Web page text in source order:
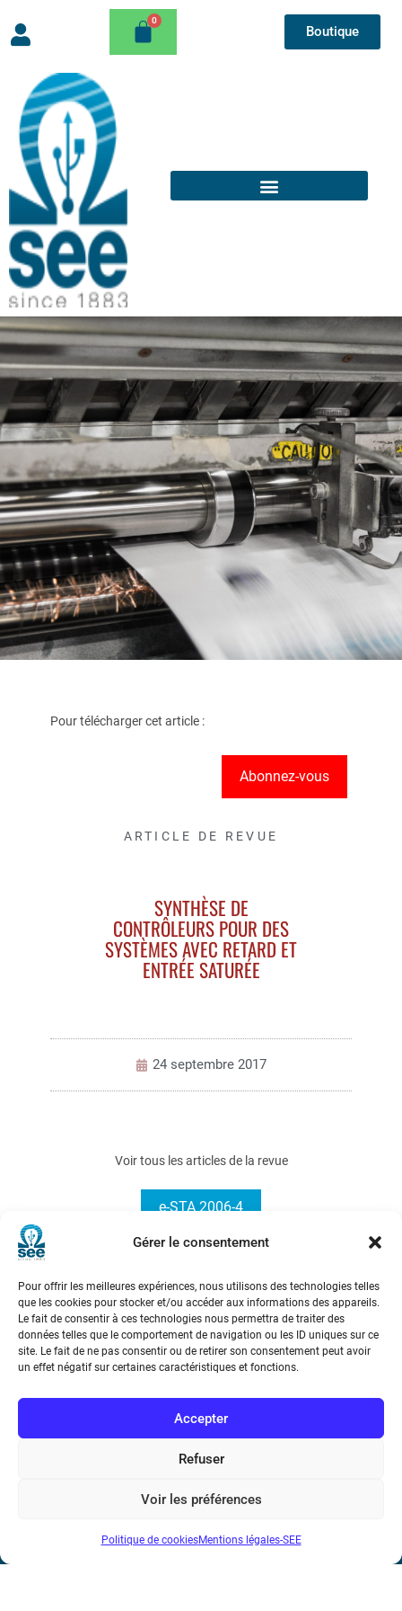
Gérer le consentement
Pour offrir les meilleures expériences, nous utilisons des technologies telles
que les cookies pour stocker et/ou accéder aux informations des appareils.
Le fait de consentir à ces technologies nous permettra de traiter des
données telles que le comportement de navigation ou les ID uniques sur ce
site. Le fait de ne pas consentir ou de retirer son consentement peut avoir
un effet négatif sur certaines caractéristiques et fonctions.
Accepter
Refuser
Voir les préférences
Politique de cookiesMentions légales-SEE
Boutique
Pour télécharger cet article :
Abonnez-vous
ARTICLE DE REVUE
SYNTHÈSE DE
CONTRÔLEURS POUR DES
SYSTÈMES AVEC RETARD ET
ENTRÉE SATURÉE
24 septembre 2017
Voir tous les articles de la revue
e-STA 2006-4
Société de l’Electricité, de l’Electronique et des Technologies
75116 Paris
Téléphone : (+33) 1 56 90 37 17
N° de SIREN : 785 393 232, Code APE : 9412Z TVA intra-